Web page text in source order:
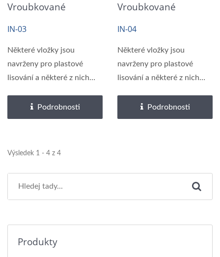
Vroubkované
Plastovou Formu
IN-03
Některé vložky jsou
navrženy pro plastové
lisování a některé z nich
Podrobnosti
Vroubkované
Černé Niklování
IN-04
Některé vložky jsou
navrženy pro plastové
lisování a některé z nich
Podrobnosti
Výsledek 1 - 4 z 4
Produkty